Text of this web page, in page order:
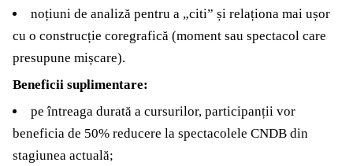
noțiuni de analiză pentru a „citi” și relaționa mai ușor
cu o construcție coregrafică (moment sau spectacol care
presupune mișcare).
Beneficii suplimentare:
pe întreaga durată a cursurilor, participanții vor
beneficia de 50% reducere la spectacolele CNDB din
stagiunea actuală;